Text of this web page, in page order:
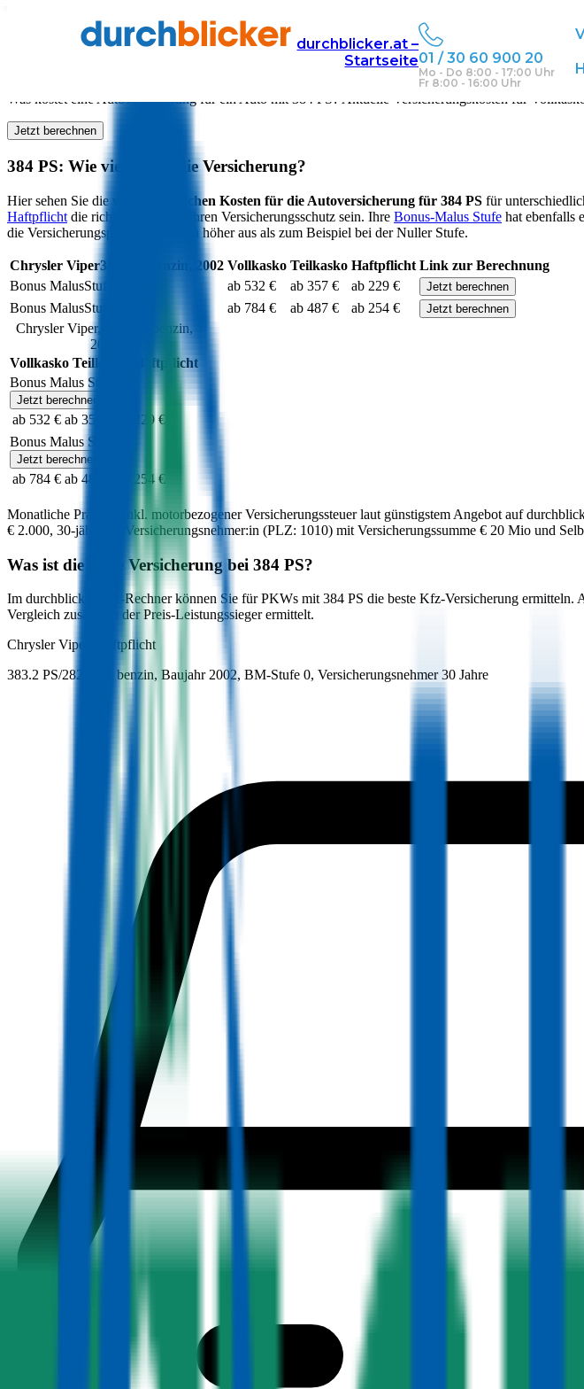
durchblicker.at –
Startseite01 / 30 60 900 20
Mo - Do 8:00 - 17:00 Uhr
Fr 8:00 - 16:00 Uhr
Autoversicherung
Was kostet eine Autoversicherung für ein Auto mit384 PS? Aktuelle Versicherungskosten für
Jetzt berechnen
384 PS: Wie viel kostet die Versicherung?
Hier sehen Sie die voraussichtlichen Kosten für die Autoversicherung für 384 PS für
Haftpflicht die richtige Wahl für Ihren Versicherungsschutz sein. Ihre Bonus-Malus Stufe hat ebenfalls
die Versicherungsprämien deutlich höher aus als zum Beispiel bei der Nuller Stufe.
Chrysler Viper384 benzin 2002 Vollkasko Teilkasko Haftpflicht Link zur Berechnung
Bonus MalusStufe ab 532 € ab 357 € ab 229 € Jetzt berechnen
Bonus MalusStufe ab 784 € ab 487 € ab 254 € Jetzt berechnen
Chrysler Viper, benzin,
2002
Vollkasko Teilkasko
Haftpflicht
Bonus Malus Stufe
Jetzt berechnen
ab 532 € ab 357 €
ab 229 €
Bonus Malus Stufe
Jetzt berechnen
ab 784 € ab 487 € ab 254 €
Monatliche Prämien inkl. motorbezogener Versicherungssteuer laut günstigstem Angebot auf
€ 2.000, 30-jährige:r Versicherungsnehmer:in (PLZ: 1010) mit Versicherungssumme € 20 Mio und
Was ist die beste Versicherung bei 384 PS?
Im durchblicker Kfz-Rechner können Sie für PKWs mit 384 PS die beste Kfz-Versicherung ermitteln.
Vergleich zusätzlich der Preis-Leistungssieger ermittelt.
ChryslerViper, Haftpflicht
383.2 PS/282 KW, benzin, Baujahr 2002, BM-Stufe 0, Versicherungsnehmer 30 Jahre